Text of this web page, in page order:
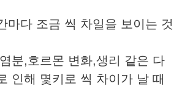
마다 조금 씩 차일을 보이는 것
분,호르몬 변화,생리 같은 다
인해 몇키로 씩 차이가 날 때